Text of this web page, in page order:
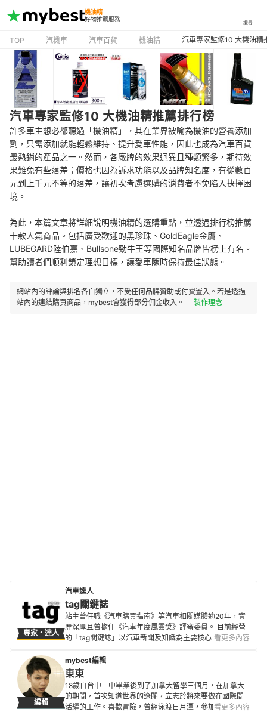
機油精
好物推薦服務
搜尋
TOP 汽機車 汽車百貨 機油精 汽車專家監修10 大機油精
汽車專家監修10 大機油精推薦排行榜
許多車主想必都聽過「機油精」，其在業界被喻為機油的營養添加
劑，只需添加就能輕鬆維持、提升愛車性能，因此也成為汽車百貨
最熱銷的產品之一。然而，各廠牌的效果迥異且種類繁多，期待效
果難免有些落差；價格也因為訴求功能以及品牌知名度，有從數百
元到上千元不等的落差，讓初次考慮選購的消費者不免陷入抉擇困
境。
為此，本篇文章將詳細說明機油精的選購重點，並透過排行榜推薦
十款人氣商品。包括廣受歡迎的黑珍珠、GoldEagle金鷹、
LUBEGARD陸伯嘉、Bullsone勁牛王等國際知名品牌皆榜上有名。
幫助讀者們順利鎖定理想目標，讓愛車隨時保持最佳狀態。
網站內的評論與排名各自獨立，不受任何品牌贊助或付費置入。若是透過
站內的連結購買商品，mybest會獲得部分佣金收入。
製作理念
專家・達人
汽車達人
tag關鍵誌
站主曾任職《汽車購買指南》等汽車相關媒體逾20年，資
歷深厚且曾擔任《汽車年度風雲獎》評審委員。 目前經營
的「tag關鍵誌」以汽車新聞及知識為主要核心，融合生活
出屬於讀者的潮流風格，也標記出你我的關鍵品味。
tag關鍵誌的簡介
看更多內容
編輯
mybest編輯
東東
18歲自台中二中畢業後到了加拿大留學三個月，在加拿大
的期間，首次知道世界的遼闊，立志於將來要做在國際間
活耀的工作。喜歡冒險，曾經泳渡日月潭，參加蘭嶼馬拉
看更多內容